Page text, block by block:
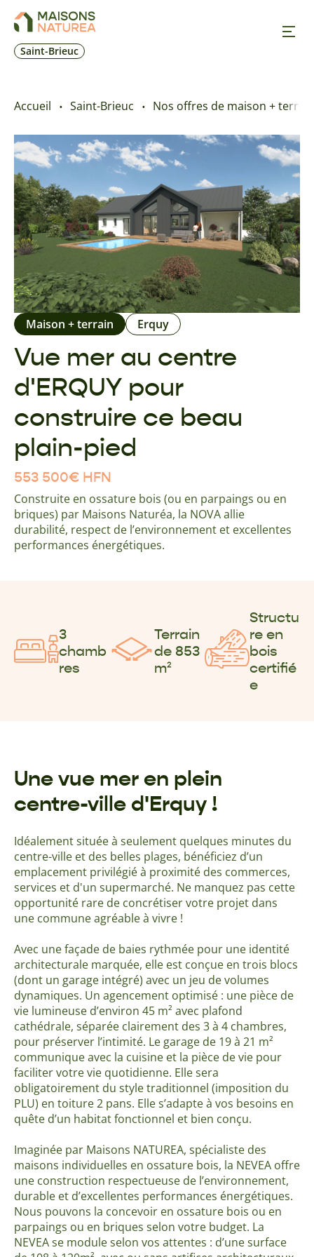
Saint-Brieuc
Nos offres
Prendre RDV
+33 2 96 01 41 62
Accueil Saint-Brieuc Nos offres de maison + terrain
Vue mer au centre
d'ERQUY pour
construire ce beau
plain-pied
Maison + terrain Erquy
553 500€ HFN
Construite en ossature bois (ou en parpaings ou en
briques) par Maisons Naturéa, la NOVA allie
durabilité, respect de l’environnement et excellentes
performances énergétiques.
3
chamb
res
Terrain
de 853
m²
Structu
re en
bois
certifié
e
Une vue mer en plein
centre-ville d'Erquy !
Idéalement située à seulement quelques minutes du
centre-ville et des belles plages, bénéficiez d’un
emplacement privilégié à proximité des commerces,
services et d'un supermarché. Ne manquez pas cette
opportunité rare de concrétiser votre projet dans
une commune agréable à vivre !
Avec une façade de baies rythmée pour une identité
architecturale marquée, elle est conçue en trois blocs
(dont un garage intégré) avec un jeu de volumes
dynamiques. Un agencement optimisé : une pièce de
vie lumineuse d’environ 45 m² avec plafond
cathédrale, séparée clairement des 3 à 4 chambres,
pour préserver l’intimité. Le garage de 19 à 21 m²
communique avec la cuisine et la pièce de vie pour
faciliter votre vie quotidienne. Elle sera
obligatoirement du style traditionnel (imposition du
PLU) en toiture 2 pans. Elle s’adapte à vos besoins en
quête d’un habitat fonctionnel et bien conçu.
Imaginée par Maisons NATUREA, spécialiste des
maisons individuelles en ossature bois, la NEVEA offre
une construction respectueuse de l’environnement,
durable et d’excellentes performances énergétiques.
Nous pouvons la concevoir en ossature bois ou en
parpaings ou en briques selon votre budget. La
NEVEA se module selon vos attentes : d’une surface